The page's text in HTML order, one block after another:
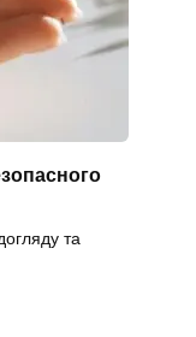
та